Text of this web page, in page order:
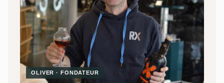
OLIVER · FONDATEUR